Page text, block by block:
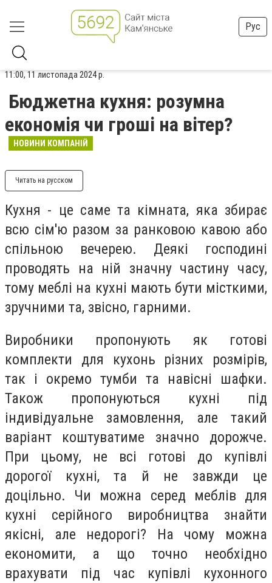
Рус
11:00, 11 листопада 2024 р.
Бюджетна кухня: розумна
економія чи гроші на вітер?
НОВИНИ КОМПАНІЙ
Читать на русском
Кухня - це саме та кімната, яка збирає
всю сім'ю разом за ранковою кавою або
спільною вечерею. Деякі господині
проводять на ній значну частину часу,
тому меблі на кухні мають бути місткими,
зручними та, звісно, гарними.
Виробники пропонують як готові
комплекти для кухонь різних розмірів,
так і окремо тумби та навісні шафки.
Також пропонуються кухні під
індивідуальне замовлення, але такий
варіант коштуватиме значно дорожче.
При цьому, не всі готові до купівлі
дорогої кухні, та й не завжди це
доцільно. Чи можна серед меблів для
кухні серійного виробництва знайти
якісні, але недорогі? На чому можна
економити, а що точно необхідно
врахувати під час купівлі кухонного